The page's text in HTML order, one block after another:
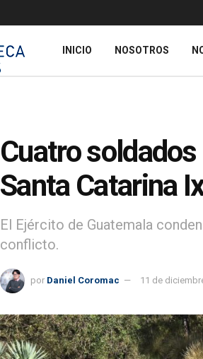
INICIO NOSOTROS
Cuatro
Santa Catarina
El Ejército de Guatemala
conflicto.
por Daniel Coromac 11 de